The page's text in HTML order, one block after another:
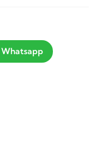
Whatsapp